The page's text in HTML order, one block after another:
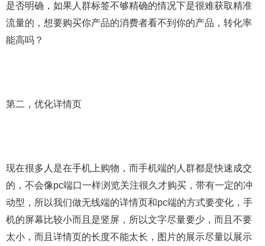
是否明确，如果人群标签不够精确的情况下是很难获取精准
流量的，想要购买你产品的消费者看不到你的产品，转化率
能高吗？
第二，优化详情页
现在很多人是在手机上购物，而手机端的人群都是快速成交
的，不会像pc端口一样浏览关注很久才购买，带有一定的冲
动型，所以我们做无线端的详情页和pc端的方式要变化，手
机的屏幕比较小而且是竖屏，所以文字尽量要少，而且不要
太小，而且详情页的长度不能太长，图片的展示尽量以展示